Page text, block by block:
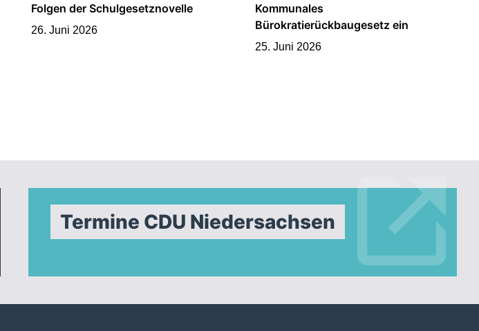
Folgen der Schulgesetznovelle
26. Juni 2026
Kommunales
Bürokratierückbaugesetz ein
25. Juni 2026
Termine CDU Niedersachsen